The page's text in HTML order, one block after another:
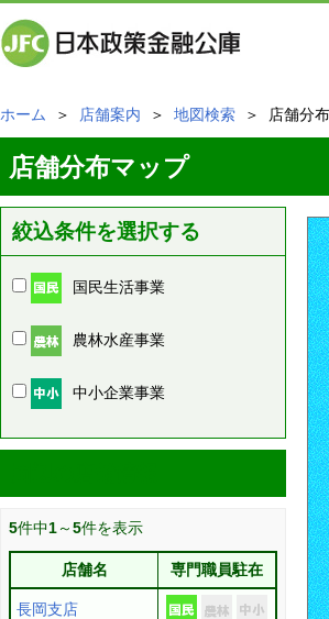
ホーム ＞ 店舗案内 ＞ 地図検索 ＞ 店舗分
店舗分布マップ
絞込条件を選択する
国民生活事業
農林水産事業
中小企業事業
5件中1～5件を表示
店舗名 専門職員駐在
長岡支店